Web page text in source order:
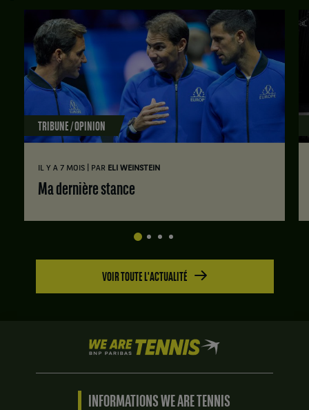
TRIBUNE / OPINION
IL Y A 7 MOIS PAR ELI WEINSTEIN
Ma dernière stance
VOIR TOUTE L'ACTUALITÉ
We
are
Tennis
BNP
INFORMATIONS WE ARE TENNIS